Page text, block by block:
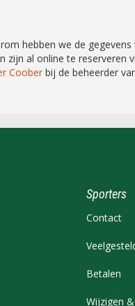
hebben we de
zijn al online te
Coober bij de beheerder
Sporters
Contact
Betalen
Wijzigen